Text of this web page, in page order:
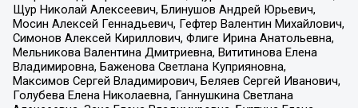
Щур Николай Алексеевич, Блинушов Андрей Юрьевич,
Мосин Алексей Геннадьевич, Гефтер Валентин Михайлович,
Симонов Алексей Кириллович, Флиге Ирина Анатольевна,
Мельникова Валентина Дмитриевна, Вититинова Елена
Владимировна, Баженова Светлана Куприяновна,
Максимов Сергей Владимирович, Беляев Сергей Иванович,
Голубева Елена Николаевна, Ганнушкина Светлана